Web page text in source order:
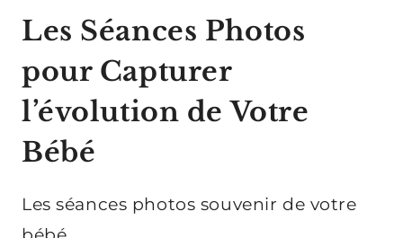
Les Séances Photos
pour Capturer
l’évolution de Votre
Bébé
Les séances photos souvenir de votre